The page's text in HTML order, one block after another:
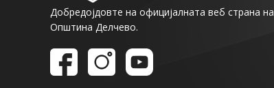
Добредојдовте на официјалната веб страна на
Општина Делчево.